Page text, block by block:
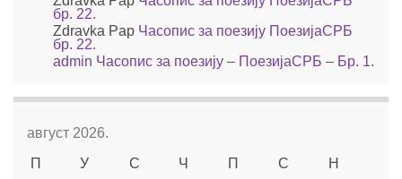
бр. 22.
Zdravka Pap Часопис за поезију ПоезијаСРБ
бр. 22.
admin Часопис за поезију – ПоезијаСРБ – Бр. 1.
август 2026.
П
У С Ч П С
Н